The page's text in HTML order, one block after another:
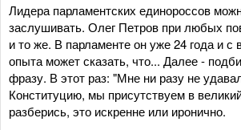
Лидера парламентских единороссов
заслушивать. Олег Петров при любых
и то же. В парламенте он уже 24 года и с
опыта может сказать, что... Далее -
фразу. В этот раз: "Мне ни разу не
Конституцию, мы присутствуем в
разберись, это искренне или иронично.